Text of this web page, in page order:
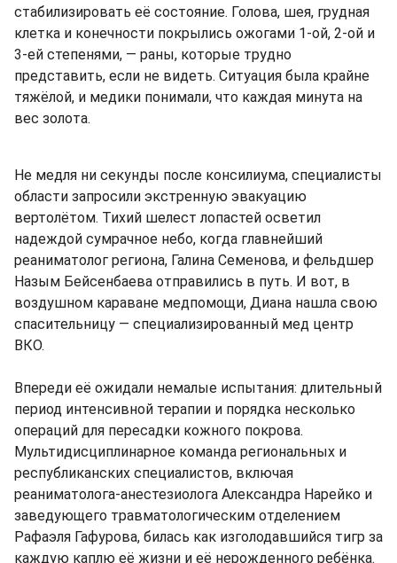
стабилизировать её состояние. Голова, шея, грудная
клетка и конечности покрылись ожогами 1-ой, 2-ой и
3-ей степенями, — раны, которые трудно
представить, если не видеть. Ситуация была крайне
тяжёлой, и медики понимали, что каждая минута на
вес золота.
Не медля ни секунды после консилиума, специалисты
области запросили экстренную эвакуацию
вертолётом. Тихий шелест лопастей осветил
надеждой сумрачное небо, когда главнейший
реаниматолог региона, Галина Семенова, и фельдшер
Назым Бейсенбаева отправились в путь. И вот, в
воздушном караване медпомощи, Диана нашла свою
спасительницу — специализированный мед центр
ВКО.
Впереди её ожидали немалые испытания: длительный
период интенсивной терапии и порядка несколько
операций для пересадки кожного покрова.
Мультидисциплинарное команда региональных и
республиканских специалистов, включая
реаниматолога-анестезиолога Александра Нарейко и
заведующего травматологическим отделением
Рафаэля Гафурова, билась как изголодавшийся тигр за
каждую каплю её жизни и её нерожденного ребёнка.